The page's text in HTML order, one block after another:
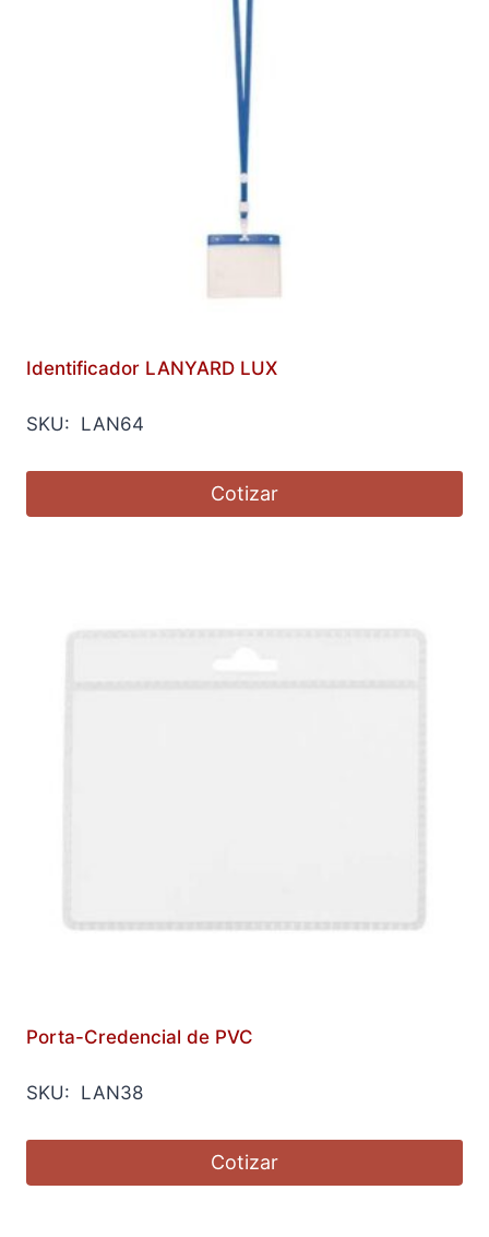
Identificador LANYARD LUX
SKU: LAN64
Cotizar
Porta-Credencial de PVC
SKU: LAN38
Cotizar